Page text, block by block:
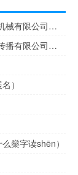
无锡政凯工程机械有限公司(关于无锡政凯工程机械有限公司的简介)
杭州客客文化传播有限公司(关于杭州客客文化传播有限公司的简介)
）
燊字读shēn）